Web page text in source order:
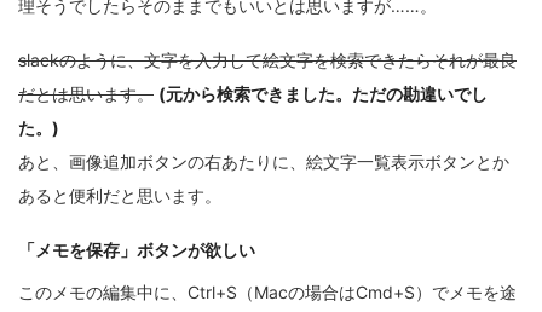
理そうでしたらそのままでもいいとは思いますが……。
slackのように、文字を入力して絵文字を検索できたらそれが最良
だとは思います。 (元から検索できました。ただの勘違いでし
た。)
あと、画像追加ボタンの右あたりに、絵文字一覧表示ボタンとか
あると便利だと思います。
「メモを保存」ボタンが欲しい
このメモの編集中に、Ctrl+S（Macの場合はCmd+S）でメモを途